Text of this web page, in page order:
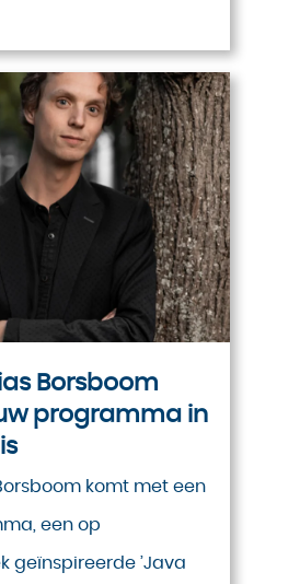
Borsboom
programma in
komt met een
een op
geïnspireerde ’Java